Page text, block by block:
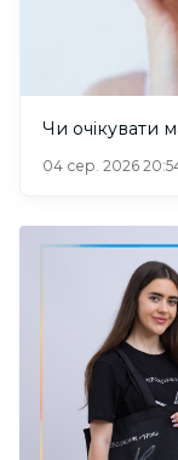
Чи очікувати
04 сер. 2026